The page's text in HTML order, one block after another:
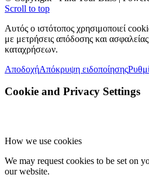
Scroll to top
Αυτός ο ιστότοπος χρησιμοποιεί
με μετρήσεις απόδοσης και
καταχρήσεων.
ΑποδοχήΑπόκρυψη ειδοποίησης
Cookie and Privacy Settings
How we use cookies
We may request cookies to be set on
our website.